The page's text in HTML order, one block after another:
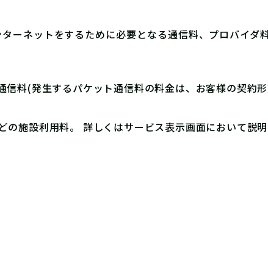
ーネットをするために必要となる通信料、プロバイダ
料(発生するパケット通信料の料金は、お客様の契約
施設利用料。 詳しくはサービス表示画面において説